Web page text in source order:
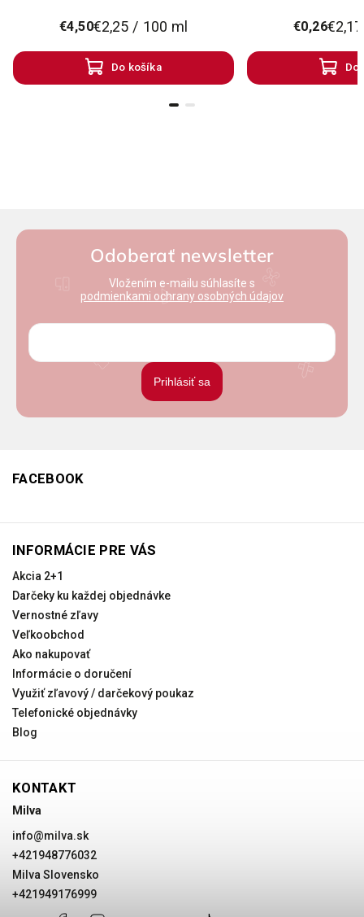
€4,50€2,25 / 100 ml
Do košíka
€0,26
Do
Odoberať newsletter
Vložením e-mailu súhlasíte s
podmienkami ochrany osobných údajov
Prihlásiť sa
FACEBOOK
INFORMÁCIE PRE VÁS
Akcia 2+1
Darčeky ku každej objednávke
Vernostné zľavy
Veľkoobchod
Ako nakupovať
Informácie o doručení
Využiť zľavový / darčekový poukaz
Telefonické objednávky
Blog
KONTAKT
Milva
info@milva.sk
+421948776032
Milva Slovensko
+421949176999